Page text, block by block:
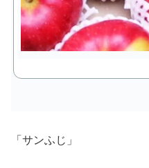
「サンふじ」